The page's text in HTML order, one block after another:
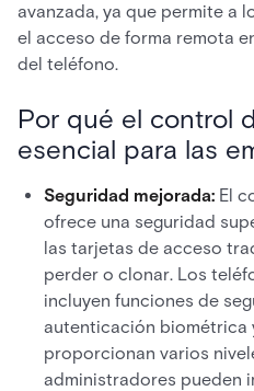
avanzada, ya que permite a
el acceso de forma remota
del teléfono.
Por qué el control
esencial para las
Seguridad mejorada: El
ofrece una seguridad
las tarjetas de acceso
perder o clonar. Los
incluyen funciones de
autenticación biométrica
proporcionan varios
administradores pueden